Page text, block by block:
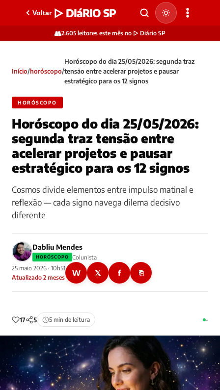
Voltar ▷ DIáRIO SP
👥2.605 leitores este mês no ▷ Diário SP
Início/horóscopo/
Horóscopo do dia 25/05/2026: segunda traz
tensão entre acelerar projetos e pausar
estratégico para os 12 signos
HORÓSCOPO
Horóscopo do dia 25/05/2026:
segunda traz tensão entre
acelerar projetos e pausar
estratégico para os 12 signos
Cosmos divide elementos entre impulso matinal e
reflexão — cada signo navega dilema decisivo
diferente
Dabliu Mendes
HORÓSCOPO
Colunista
25 maio 2026 · 10h51
Atualizado 2 meses
W 𝕏 f ⎘
17 5 5 min de leitura –